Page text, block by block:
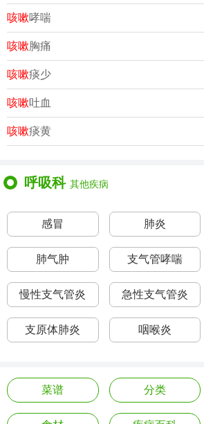
咳嗽哮喘
咳嗽胸痛
咳嗽痰少
咳嗽吐血
咳嗽痰黄
呼吸科 其他疾病
感冒 肺炎
肺气肿 支气管哮喘
慢性支气管炎 急性支气管炎
支原体肺炎 咽喉炎
菜谱 分类